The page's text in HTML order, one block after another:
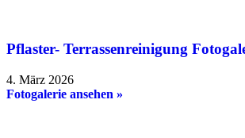
Pflaster- Terrassenreinigung
4. März 2026
Fotogalerie ansehen »